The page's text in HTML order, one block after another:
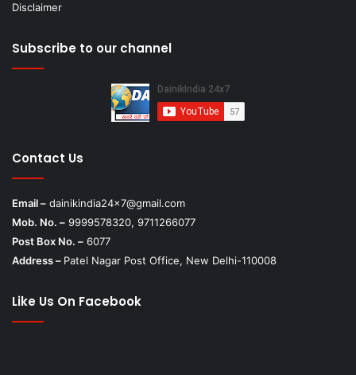
Disclaimer
Subscribe to our channel
Contact Us
Email – dainikindia24x7@gmail.com
Mob. No. – 9999578320, 9711266077
Post Box No. – 6077
Address – Patel Nagar Post Office, New Delhi-110008
Like Us On Facebook